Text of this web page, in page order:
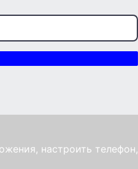
настроить телефон,